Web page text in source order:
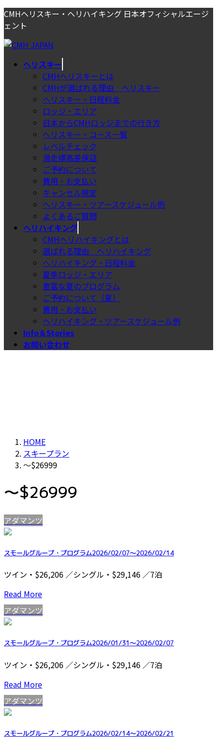
コ
ン
テ
ン
ナ
ビ
ゲ
ー
CMHヘリスキー・ヘリハイキング 日本オフィシャルエージ
ェント
ヘリスキー
CMHヘリスキーとは
CMHが選ばれる理由＿ヘリスキー
ヘリスキー・日程料金
ロッジ・エリア
日本からCMHロッジまでの行き方
ヘリスキー・コース一覧
レベルチェック
滑走標高差保証
ご予約について
費用・お支払い
キャンセル規定
ヘリスキー・ツアースケジュール例
よくあるご質問
ヘリハイキング
CMHヘリハイキングとは
選ばれる理由＿ヘリハイキング
ヘリハイキング・日程料金
夏季ロッジ・エリア
豊富な夏のプログラム
ご予約について（夏）
費用・お支払い
ヘリハイキング・ツアースケジュール例
Info＆Stories
お問い合わせ
HOME
スキープラン
～$26999
～$26999
アダマンツ
スモールグループ・プログラム2026/02/07～2026/02/14
ツイン・$26,206 ／シングル・$29,146 ／7泊
Read More
アダマンツ
スモールグループ・プログラム2026/01/31～2026/02/07
ツイン・$26,206 ／シングル・$29,146 ／7泊
Read More
アダマンツ
スモールグループ・プログラム2026/02/14～2026/02/21